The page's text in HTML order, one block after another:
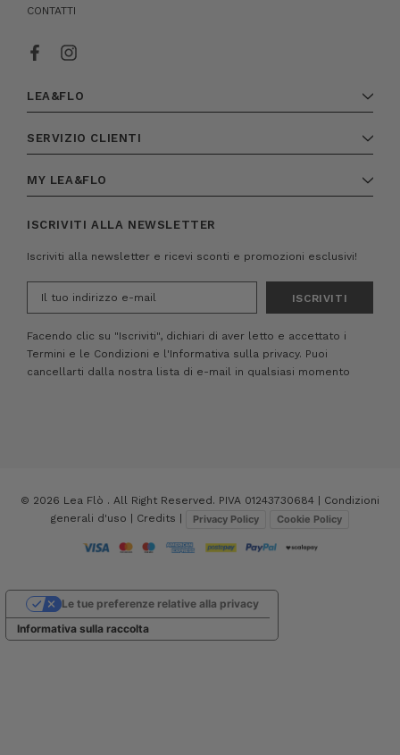
CONTATTI
LEA&FLO
SERVIZIO CLIENTI
MY LEA&FLO
ISCRIVITI ALLA NEWSLETTER
Iscriviti alla newsletter e ricevi sconti e promozioni esclusivi!
Facendo clic su "Iscriviti", dichiari di aver letto e accettato i
Termini e le Condizioni e l'Informativa sulla privacy. Puoi
cancellarti dalla nostra lista di e-mail in qualsiasi momento
© 2026 Lea Flò . All Right Reserved. PIVA 01243730684 | Condizioni
generali d'uso
Credits Privacy Policy Cookie Policy
Informativa sulla raccolta
Le tue preferenze relative alla privacy